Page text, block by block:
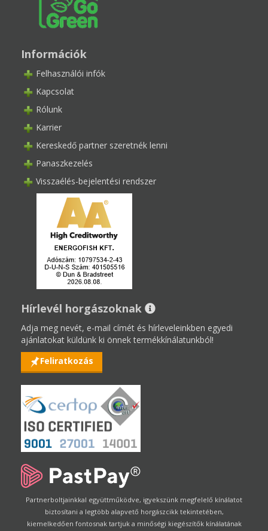
Információk
Felhasználói infók
Kapcsolat
Rólunk
Karrier
Kereskedő partner szeretnék lenni
Panaszkezelés
Visszaélés-bejelentési rendszer
Hírlevél horgászoknak
Adja meg nevét, e-mail címét és hírleveleinkben egyedi
ajánlatokat küldünk ki önnek termékkínálatunkból!
Feliratkozás
Partnerboltjainkkal együttműködve, igyekszünk megfelelő kínálatot
biztosítani a legtöbb alapvető horgászcikk tekintetében,
kiemelkedően fontosnak tartjuk a minőségi kiegészítők kínálatának